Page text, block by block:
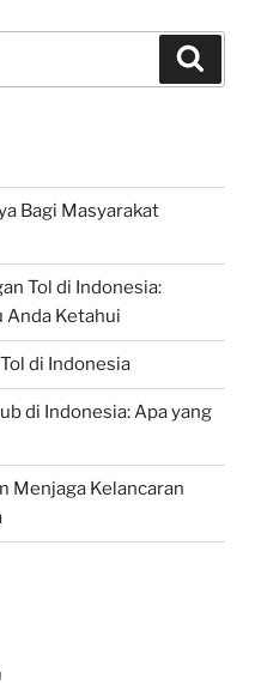
Bagi Masyarakat
Tol di Indonesia:
Anda Ketahui
di Indonesia
di Indonesia: Apa yang
Menjaga Kelancaran